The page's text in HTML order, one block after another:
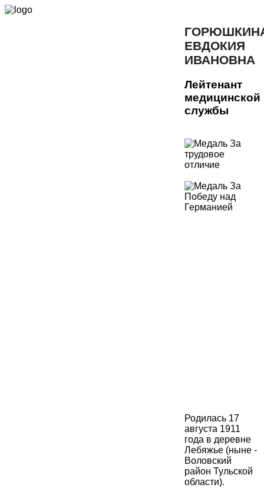
ЕВДОКИЯ
ИВАНОВНА
Лейтенант
медицинской
службы
Родилась 17
августа 1911
года в деревне
Лебяжье (ныне -
Воловский
район Тульской
области).